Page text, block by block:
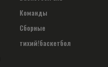
Команды
Сборные
тихий!баскетбол